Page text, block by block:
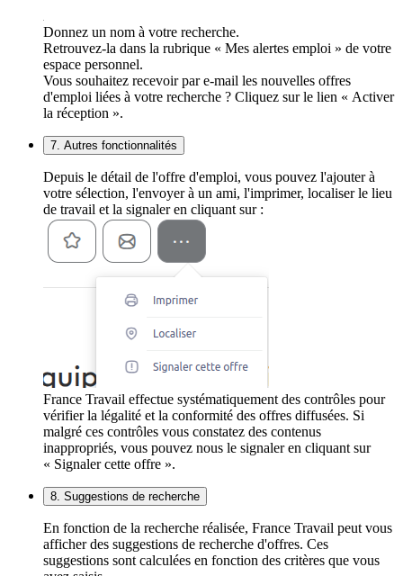
Donnez un nom à votre recherche.
Retrouvez-la dans la rubrique « Mes alertes emploi » de votre
espace personnel.
Vous souhaitez recevoir par e-mail les nouvelles offres
d'emploi liées à votre recherche ? Cliquez sur le lien « Activer
la réception ».
7. Autres fonctionnalités
Depuis le détail de l'offre d'emploi, vous pouvez l'ajouter à
votre sélection, l'envoyer à un ami, l'imprimer, localiser le lieu
de travail et la signaler en cliquant sur :
France Travail effectue systématiquement des contrôles pour
vérifier la légalité et la conformité des offres diffusées. Si
malgré ces contrôles vous constatez des contenus
inappropriés, vous pouvez nous le signaler en cliquant sur
« Signaler cette offre ».
8. Suggestions de recherche
En fonction de la recherche réalisée, France Travail peut vous
afficher des suggestions de recherche d'offres. Ces
suggestions sont calculées en fonction des critères que vous